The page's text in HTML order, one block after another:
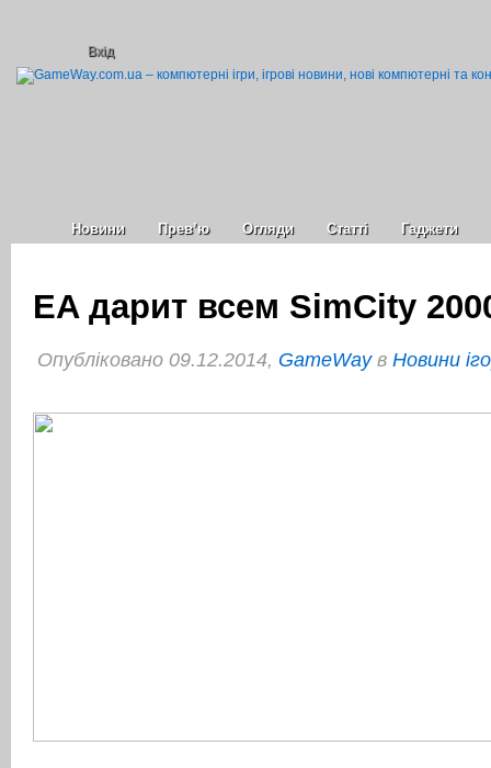
Вхід
Новини Прев’ю Огляди Статті Гаджети
EA дарит всем SimCity
Опубліковано 09.12.2014, GameWayв Новини